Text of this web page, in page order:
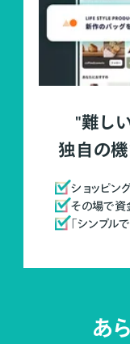
"難し
独自の
ショッピン
その場で資
「シンプ
あ